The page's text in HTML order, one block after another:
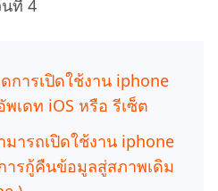
ที่ 4
การเปิดใช้งาน iphone
เดท iOS หรือ รีเซ็ต
ารถเปิดใช้งาน iphone
ารกู้คืนข้อมูลสู่สภาพเดิม